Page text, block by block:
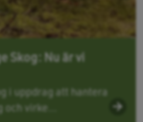
Skog: Nu är vi
i uppdrag att hantera
virke...